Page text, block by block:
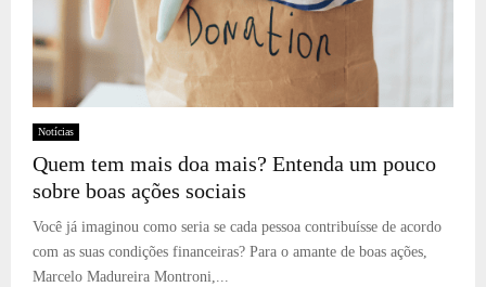
Notícias
Quem tem mais doa mais? Entenda um pouco
sobre boas ações sociais
Você já imaginou como seria se cada pessoa contribuísse de acordo
com as suas condições financeiras? Para o amante de boas ações,
Marcelo Madureira Montroni,...